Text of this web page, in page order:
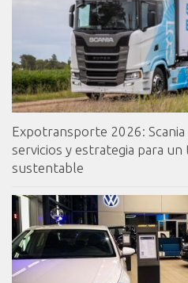
Expotransporte 2026:
servicios y estrategia para
sustentable